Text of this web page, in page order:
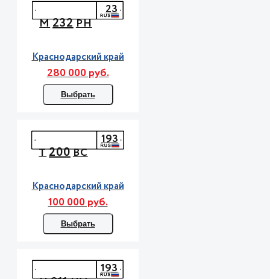
М232РН
23
Краснодарский край
280 000 руб.
Выбрать
Т200ВС
193
Краснодарский край
100 000 руб.
Выбрать
193